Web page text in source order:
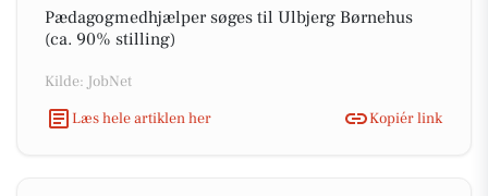
Pædagogmedhjælper søges til Ulbjerg Børnehus
(ca. 90% stilling)
Kilde: JobNet
Læs hele artiklen her
Kopiér link